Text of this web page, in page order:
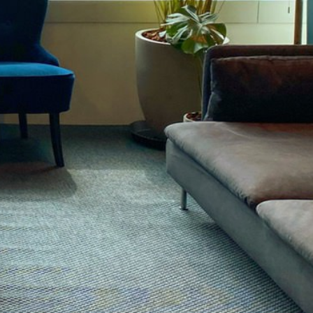
影評 | 電影感想
台北美食
台中美食
宜蘭美食
苗栗美食
雲林美食
綠島美食
台南美食
高雄美食
馬祖美食
中式料理